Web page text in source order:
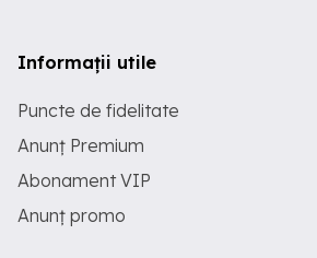
Informații utile
Puncte de fidelitate
Anunț Premium
Abonament VIP
Anunț promo